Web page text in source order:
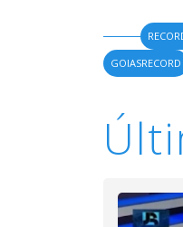
GOIASRECORD